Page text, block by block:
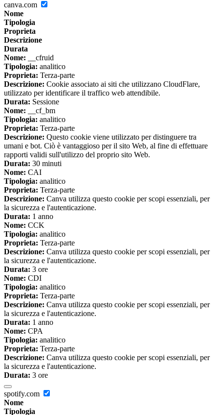
canva.com
Nome
Tipologia
Proprieta
Descrizione
Durata
Nome: __cfruid
Tipologia: analitico
Proprieta: Terza-parte
Descrizione: Cookie associato ai siti che utilizzano CloudFlare,
utilizzato per identificare il traffico web attendibile.
Durata: Sessione
Nome: __cf_bm
Tipologia: analitico
Proprieta: Terza-parte
Descrizione: Questo cookie viene utilizzato per distinguere tra
umani e bot. Ciò è vantaggioso per il sito Web, al fine di effettuare
rapporti validi sull'utilizzo del proprio sito Web.
Durata: 30 minuti
Nome: CAI
Tipologia: analitico
Proprieta: Terza-parte
Descrizione: Canva utilizza questo cookie per scopi essenziali, per
la sicurezza e l'autenticazione.
Durata: 1 anno
Nome: CCK
Tipologia: analitico
Proprieta: Terza-parte
Descrizione: Canva utilizza questo cookie per scopi essenziali, per
la sicurezza e l'autenticazione.
Durata: 3 ore
Nome: CDI
Tipologia: analitico
Proprieta: Terza-parte
Descrizione: Canva utilizza questo cookie per scopi essenziali, per
la sicurezza e l'autenticazione.
Durata: 1 anno
Nome: CPA
Tipologia: analitico
Proprieta: Terza-parte
Descrizione: Canva utilizza questo cookie per scopi essenziali, per
la sicurezza e l'autenticazione.
Durata: 3 ore
spotify.com
Nome
Tipologia